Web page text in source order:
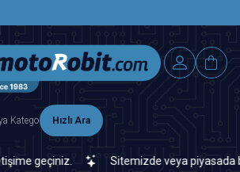
Hızlı Ara
Sitemizde veya piyasada